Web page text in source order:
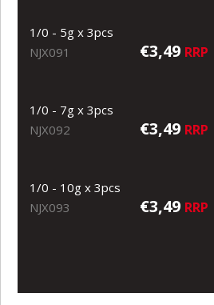
1/0 - 5g x 3pcs
NJX091
€3,49 RRP
1/0 - 7g x 3pcs
NJX092
€3,49 RRP
1/0 - 10g x 3pcs
NJX093
€3,49 RRP